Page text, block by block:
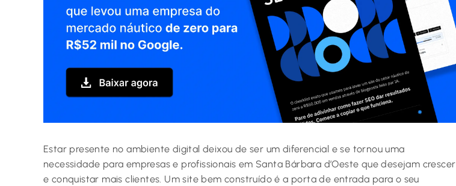
Estar presente no ambiente digital deixou de ser um diferencial e se tornou uma
necessidade para empresas e profissionais em Santa Bárbara d’Oeste que desejam crescer
e conquistar mais clientes. Um site bem construído é a porta de entrada para o seu